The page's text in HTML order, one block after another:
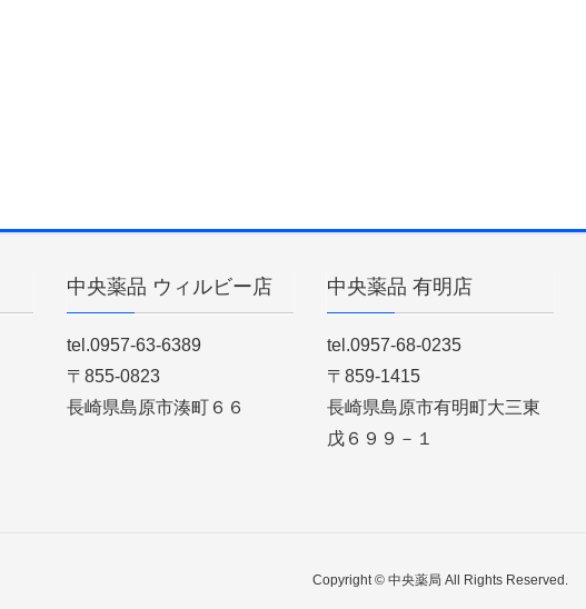
中央薬品 ウィルビー店
tel.0957-63-6389
〒855-0823
長崎県島原市湊町６６
中央薬品 有明店
tel.0957-68-0235
〒859-1415
長崎県島原市有明町大三東
戊６９９－１
Copyright © 中央薬局 All Rights Reserved.